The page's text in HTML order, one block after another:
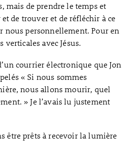
mais de prendre le temps et
de trouver et de réfléchir à ce
nous personnellement. Pour en
verticales avec Jésus.
courrier électronique que Jon
« Si nous sommes
nous allons mourir, quel
» Je l’avais lu justement
être prêts à recevoir la lumière